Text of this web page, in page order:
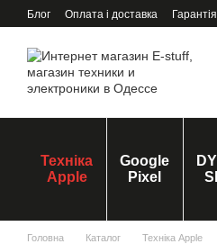
Перейти до основного контенту
Блог Оплата і доставка
Техніка
Apple
Google
Pixel
Головна Каталог Техніка Apple